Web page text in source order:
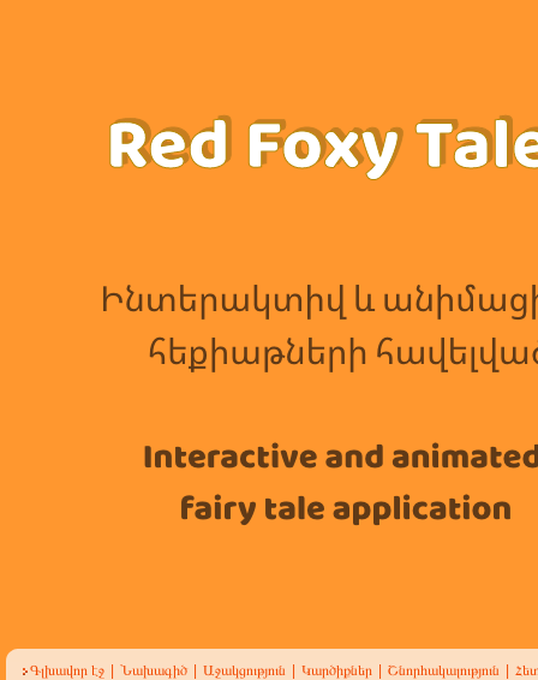
Գլխավոր էջ Նախագիծ Աջակցություն Կարծիքներ Շնորհակալություն